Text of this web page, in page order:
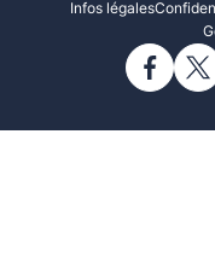
Infos légales